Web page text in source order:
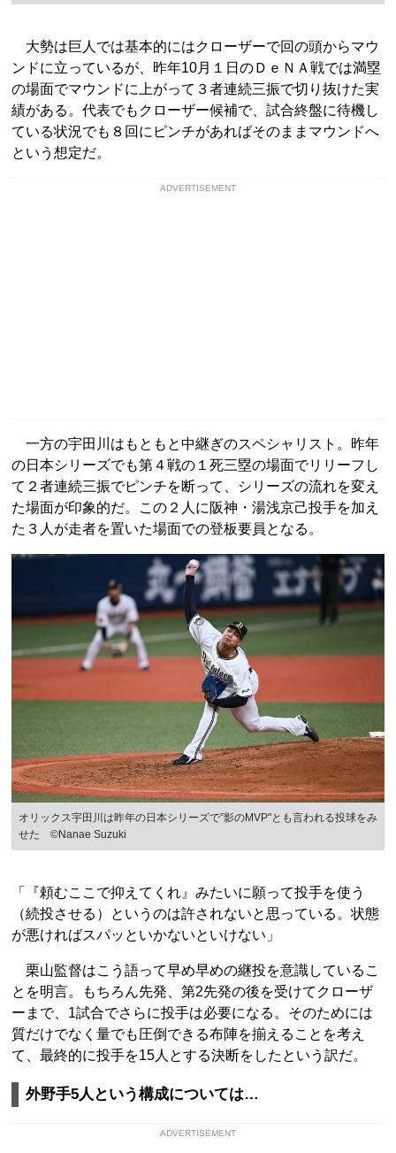
大勢は巨人では基本的にはクローザーで回の頭からマウ
ンドに立っているが、昨年10月１日のＤｅＮＡ戦では満塁
の場面でマウンドに上がって３者連続三振で切り抜けた実
績がある。代表でもクローザー候補で、試合終盤に待機し
ている状況でも８回にピンチがあればそのままマウンドへ
という想定だ。
ADVERTISEMENT
一方の宇田川はもともと中継ぎのスペシャリスト。昨年
の日本シリーズでも第４戦の１死三塁の場面でリリーフし
て２者連続三振でピンチを断って、シリーズの流れを変え
た場面が印象的だ。この２人に阪神・湯浅京己投手を加え
た３人が走者を置いた場面での登板要員となる。
オリックス宇田川は昨年の日本シリーズで”影のMVP"とも言われる投球をみ
せた ©︎Nanae Suzuki
「『頼むここで抑えてくれ』みたいに願って投手を使う
（続投させる）というのは許されないと思っている。状態
が悪ければスパッといかないといけない」
栗山監督はこう語って早め早めの継投を意識しているこ
とを明言。もちろん先発、第2先発の後を受けてクローザ
ーまで、1試合でさらに投手は必要になる。そのためには
質だけでなく量でも圧倒できる布陣を揃えることを考え
て、最終的に投手を15人とする決断をしたという訳だ。
外野手5人という構成については…
ADVERTISEMENT